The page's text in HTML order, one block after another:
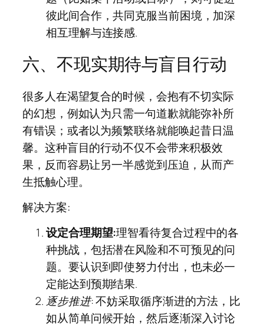
彼此间合作，共同克服当前困境，加深
相互理解与连接感.
六、不现实期待与盲目行动
很多人在渴望复合的时候，会抱有不切实际
的幻想，例如认为只需一句道歉就能弥补所
有错误；或者以为频繁联络就能唤起昔日温
馨。这种盲目的行动不仅不会带来积极效
果，反而容易让另一半感觉到压迫，从而产
生抵触心理。
解决方案:
设定合理期望:理智看待复合过程中的各
种挑战，包括潜在风险和不可预见的问
题。要认识到即使努力付出，也未必一
定能达到预期结果.
逐步推进: 不妨采取循序渐进的方法，比
如从简单问候开始，然后逐渐深入讨论